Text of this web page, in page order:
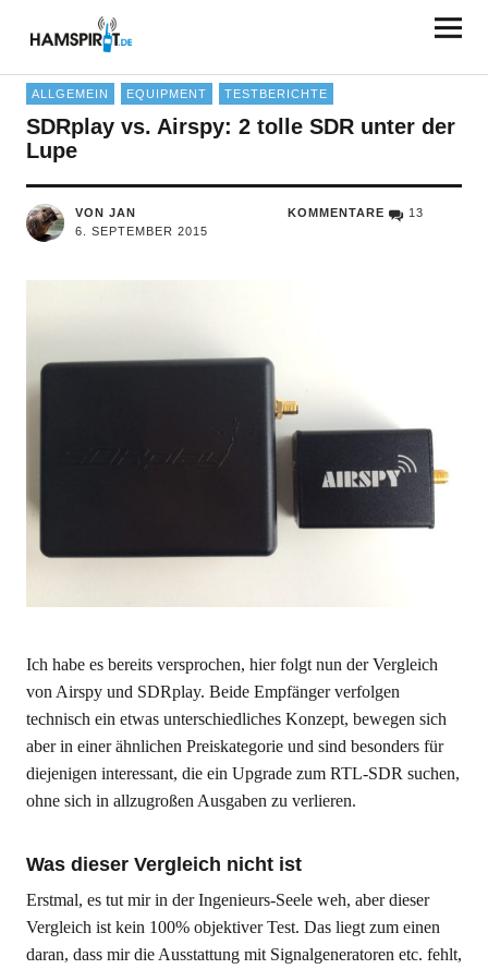
HAMSPIRIT.DE
ALLGEMEIN EQUIPMENT TESTBERICHTE
SDRplay vs. Airspy: 2 tolle SDR unter der
Lupe
VON JAN
6. SEPTEMBER 2015
KOMMENTARE 13
Ich habe es bereits versprochen, hier folgt nun der Vergleich
von Airspy und SDRplay. Beide Empfänger verfolgen
technisch ein etwas unterschiedliches Konzept, bewegen sich
aber in einer ähnlichen Preiskategorie und sind besonders für
diejenigen interessant, die ein Upgrade zum RTL-SDR suchen,
ohne sich in allzugroßen Ausgaben zu verlieren.
Was dieser Vergleich nicht ist
Erstmal, es tut mir in der Ingenieurs-Seele weh, aber dieser
Vergleich ist kein 100% objektiver Test. Das liegt zum einen
daran, dass mir die Ausstattung mit Signalgeneratoren etc. fehlt,